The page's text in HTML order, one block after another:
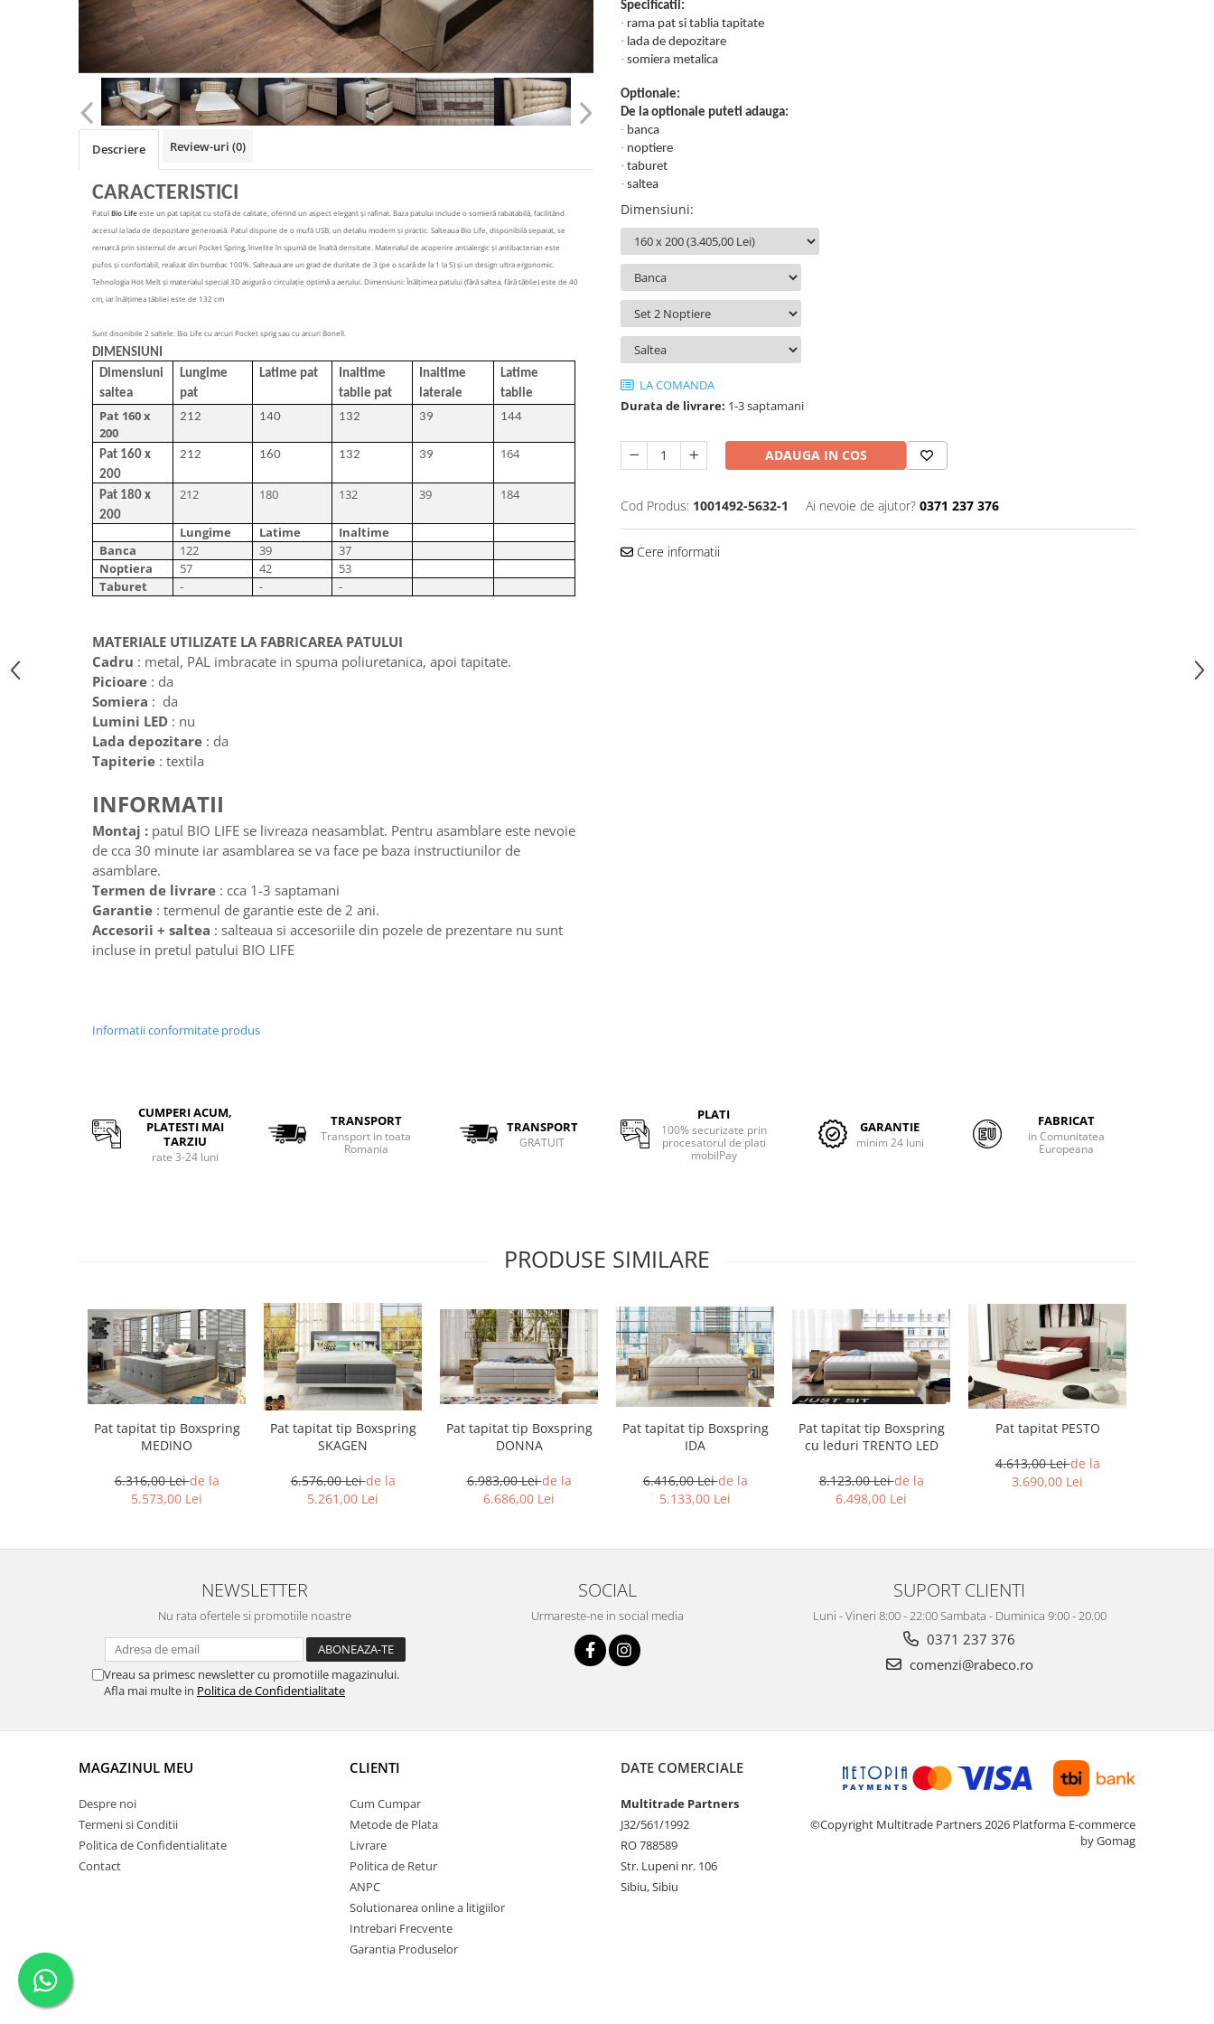
Specificatii:
· rama pat si tablia tapitate
· lada de depozitare
· somiera metalica
Optionale:
De la optionale puteti adauga:
· banca
· noptiere
· taburet
· saltea
Dimensiuni:
LA COMANDA
Durata de livrare: 1-3 saptamani
ADAUGA IN COS
Cod Produs: 1001492-5632-1 Ai nevoie de ajutor? 0371 237 376
Cere informatii
Descriere Review-uri (0)
CARACTERISTICI
PatulBio Lifeeste un pat tapițat cu stofă de calitate, oferind un aspect elegant și rafinat. Baza patului include o somieră rabatabilă, facilitând
accesul la lada de depozitare generoasă. Patul dispune de o mufă USB, un detaliu modern și practic. Salteaua Bio Life, disponibilă separat, se
remarcă prin sistemul de arcuri Pocket Spring, învelite în spumă de înaltă densitate. Materialul de acoperire antialergic și antibacterian este
pufos și confortabil, realizat din bumbac 100%. Salteaua are un grad de duritate de 3 (pe o scară de la 1 la 5) și un design ultra ergonomic.
Tehnologia Hot Melt și materialul special 3D asigură o circulație optimă a aerului. Dimensiuni: Înălțimea patului (fără saltea, fără tăblie) este de 40
cm, iar înălțimea tăbliei este de 132 cm
Sunt disonibile 2 saltele: Bio Life cu arcuri Pocket sprig sau cu arcuri Bonell.
DIMENSIUNI
Dimensiuni
saltea
Lungime
pat
Latime pat
Inaltime
tablie pat
Inaltime
laterale
Latime
tablie
Pat 160 x
200
212 140 132 39 144
Pat 160 x
200
212 160 132 39 164
Pat 180 x
200
212 180 132 39 184
Lungime Latime
Inaltime
Banca
122 39
37
Noptiera
57 42
53
Taburet
- - -
MATERIALE UTILIZATE LA FABRICAREA PATULUI
Cadru : metal, PAL imbracate in spuma poliuretanica, apoi tapitate.
Picioare : da
Somiera : da
Lumini LED : nu
Lada depozitare : da
Tapiterie : textila
INFORMATII
Montaj : patul BIO LIFE se livreaza neasamblat. Pentru asamblare este nevoie
de cca 30 minute iar asamblarea se va face pe baza instructiunilor de
asamblare.
Termen de livrare : cca 1-3 saptamani
Garantie : termenul de garantie este de 2 ani.
Accesorii + saltea : salteaua si accesoriile din pozele de prezentare nu sunt
incluse in pretul patului BIO LIFE
Informatii conformitate produs
CUMPERI ACUM,
PLATESTI MAI
TARZIU
rate 3-24 luni
TRANSPORT
Transport in toata
Romania
TRANSPORT
GRATUIT
PLATI
100% securizate prin
procesatorul de plati
mobilPay
GARANTIE
minim 24 luni
FABRICAT
in Comunitatea
Europeana
PRODUSE SIMILARE
Pat tapitat tip Boxspring
MEDINO
6.316,00 Leide la
5.573,00 Lei
Pat tapitat tip Boxspring
SKAGEN
6.576,00 Leide la
5.261,00 Lei
Pat tapitat tip Boxspring
DONNA
6.983,00 Leide la
6.686,00 Lei
Pat tapitat tip Boxspring
IDA
6.416,00 Leide la
5.133,00 Lei
Pat tapitat tip Boxspring
cu leduri TRENTO LED
8.123,00 Leide la
6.498,00 Lei
Pat tapitat PESTO
4.613,00 Leide la
3.690,00 Lei
NEWSLETTER
Nu rata ofertele si promotiile noastre
Vreau sa primesc newsletter cu promotiile magazinului.
Afla mai multe in Politica de Confidentialitate
SOCIAL
Urmareste-ne in social media
SUPORT CLIENTI
Luni - Vineri 8:00 - 22:00 Sambata - Duminica 9:00 - 20.00
0371 237 376
comenzi@rabeco.ro
MAGAZINUL MEU
Despre noi
Termeni si Conditii
Politica de Confidentialitate
Contact
CLIENTI
Cum Cumpar
Metode de Plata
Livrare
Politica de Retur
ANPC
Solutionarea online a litigiilor
Intrebari Frecvente
Garantia Produselor
DATE COMERCIALE
Multitrade Partners
J32/561/1992
RO 788589
Str. Lupeni nr. 106
Sibiu, Sibiu
©Copyright Multitrade Partners 2026 Platforma E-commerce
by Gomag